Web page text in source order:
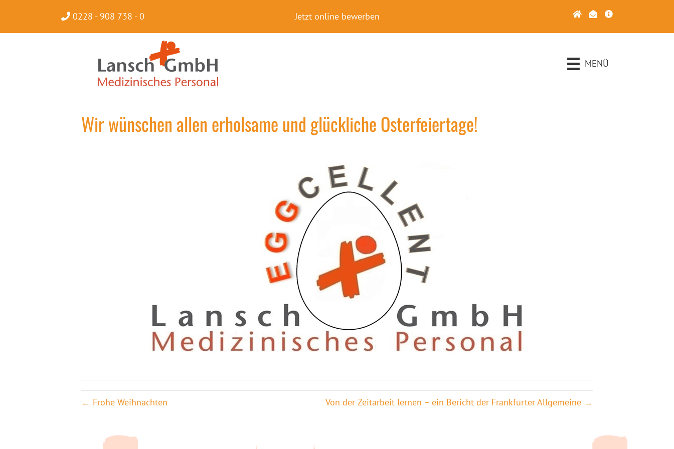
0228 - 908 738 - 0 Jetzt online bewerben
MENÜ
Wir wünschen allen erholsame und glückliche Osterfeiertage!
← Frohe Weihnachten Von der Zeitarbeit lernen – ein Bericht der Frankfurter Allgemeine →